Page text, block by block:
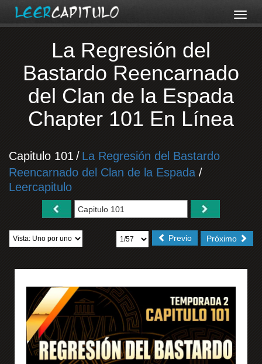
La Regresión del
Bastardo Reencarnado
del Clan de la Espada
Chapter 101 En Línea
Capitulo 101 / La Regresión del Bastardo
Reencarnado del Clan de la Espada /
Leercapitulo
Próximo
Previo